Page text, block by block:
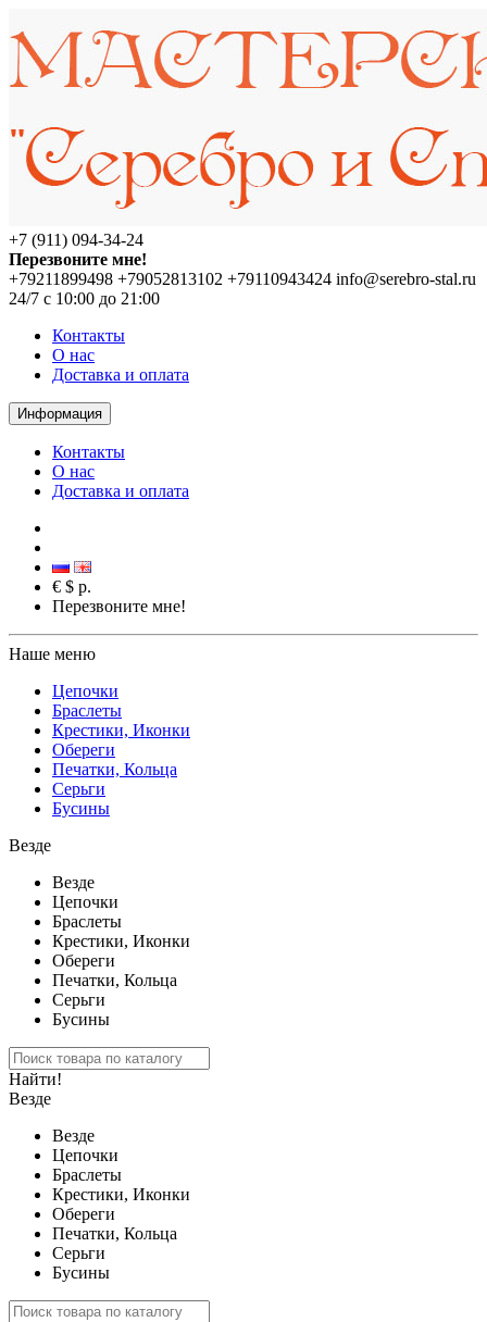
+7 (911) 094-34-24
Перезвоните мне!
+79211899498 +79052813102 +79110943424 info@serebro-stal.ru
24/7 с 10:00 до 21:00
Контакты
О нас
Доставка и оплата
Информация
Контакты
О нас
Доставка и оплата
€ $ р.
Перезвоните мне!
Наше меню
Цепочки
Браслеты
Крестики, Иконки
Обереги
Печатки, Кольца
Серьги
Бусины
Везде
Везде
Цепочки
Браслеты
Крестики, Иконки
Обереги
Печатки, Кольца
Серьги
Бусины
Найти!
Везде
Везде
Цепочки
Браслеты
Крестики, Иконки
Обереги
Печатки, Кольца
Серьги
Бусины